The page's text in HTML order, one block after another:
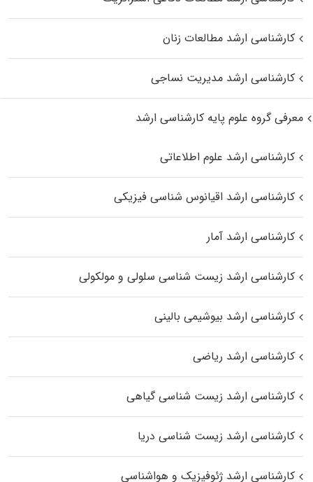
کارشناسی ارشد مطالعات زنان
کارشناسی ارشد مدیریت نساجی
معرفی گروه علوم پایه کارشناسی ارشد
کارشناسی ارشد علوم اطلاعاتی
کارشناسی ارشد اقیانوس‌ شناسی فیزیکی
کارشناسی ارشد آمار
کارشناسی ارشد زیست شناسی سلولی و مولکولی
کارشناسی ارشد بیوشیمی بالینی
کارشناسی ارشد ریاضی
کارشناسی ارشد زیست‌ شناسی گیاهی
کارشناسی ارشد زیست‌ شناسی دریا
کارشناسی ارشد ژئوفیزیک و هواشناسی